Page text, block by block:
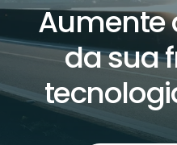
Aumente
da sua